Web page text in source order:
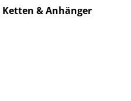
Ketten & Anhänger